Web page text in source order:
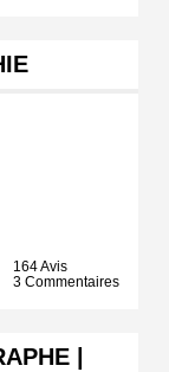
164 Avis
3 Commentaires
|